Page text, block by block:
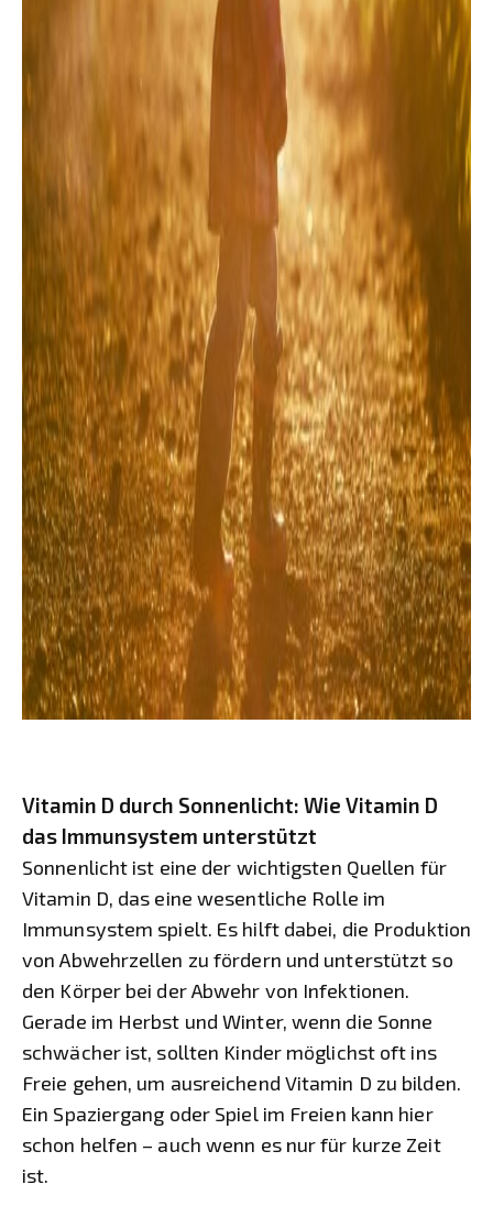
Vitamin D durch Sonnenlicht: Wie Vitamin D
das Immunsystem unterstützt
Sonnenlicht ist eine der wichtigsten Quellen für
Vitamin D, das eine wesentliche Rolle im
Immunsystem spielt. Es hilft dabei, die Produktion
von Abwehrzellen zu fördern und unterstützt so
den Körper bei der Abwehr von Infektionen.
Gerade im Herbst und Winter, wenn die Sonne
schwächer ist, sollten Kinder möglichst oft ins
Freie gehen, um ausreichend Vitamin D zu bilden.
Ein Spaziergang oder Spiel im Freien kann hier
schon helfen – auch wenn es nur für kurze Zeit
ist.